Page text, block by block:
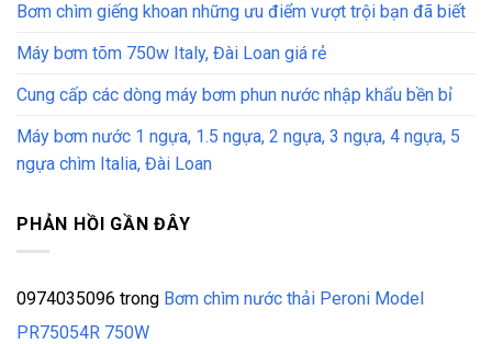
Bơm chìm giếng khoan những ưu điểm vượt trội bạn đã biết
Máy bơm tõm 750w Italy, Đài Loan giá rẻ
Cung cấp các dòng máy bơm phun nước nhập khẩu bền bỉ
Máy bơm nước 1 ngựa, 1.5 ngựa, 2 ngựa, 3 ngựa, 4 ngựa, 5
ngựa chìm Italia, Đài Loan
PHẢN HỒI GẦN ĐÂY
0974035096 trong Bơm chìm nước thải Peroni Model
PR75054R 750W